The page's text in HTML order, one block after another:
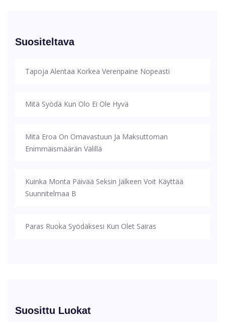
Suositeltava
Tapoja Alentaa Korkea Verenpaine Nopeasti
Mitä Syödä Kun Olo Ei Ole Hyvä
Mitä Eroa On Omavastuun Ja Maksuttoman
Enimmäismäärän Välillä
Kuinka Monta Päivää Seksin Jälkeen Voit Käyttää
Suunnitelmaa B
Paras Ruoka Syödäksesi Kun Olet Sairas
Suosittu Luokat